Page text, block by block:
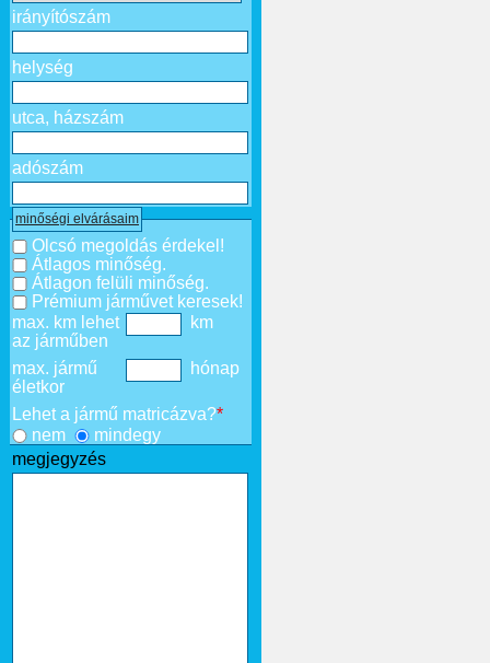
irányítószám
helység
utca, házszám
adószám
minőségi elvárásaim
Olcsó megoldás érdekel!
Átlagos minőség.
Átlagon felüli minőség.
Prémium járművet keresek!
max. km lehet
az járműben
km
max. jármű
életkor
hónap
Lehet a jármű matricázva?*
nem
mindegy
megjegyzés